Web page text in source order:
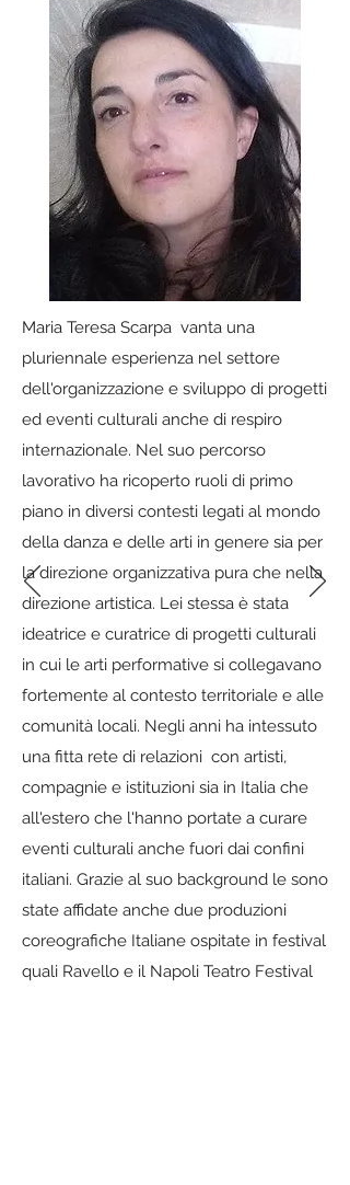
Maria Teresa Scarpa vanta una
pluriennale esperienza nel settore
dell'organizzazione e sviluppo di progetti
ed eventi culturali anche di respiro
internazionale. Nel suo percorso
lavorativo ha ricoperto ruoli di primo
piano in diversi contesti legati al mondo
della danza e delle arti in genere sia per
la direzione organizzativa pura che nella
direzione artistica. Lei stessa è stata
ideatrice e curatrice di progetti culturali
in cui le arti performative si collegavano
fortemente al contesto territoriale e alle
comunità locali. Negli anni ha intessuto
una fitta rete di relazioni con artisti,
compagnie e istituzioni sia in Italia che
all'estero che l'hanno portate a curare
eventi culturali anche fuori dai confini
italiani. Grazie al suo background le sono
state affidate anche due produzioni
coreografiche Italiane ospitate in festival
quali Ravello e il Napoli Teatro Festival